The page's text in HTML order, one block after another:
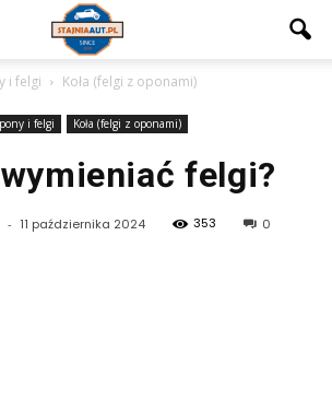
i felgi Koła (felgi z oponami)
i felgi Koła (felgi z oponami)
felgi?
- 11 października 2024 353 0